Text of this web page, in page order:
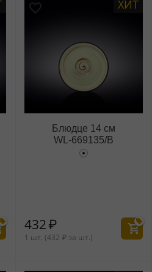
ХИТ
Блюдце 14 см
WL‑669135/B
432₽
1 шт. (432 ₽ за шт.)